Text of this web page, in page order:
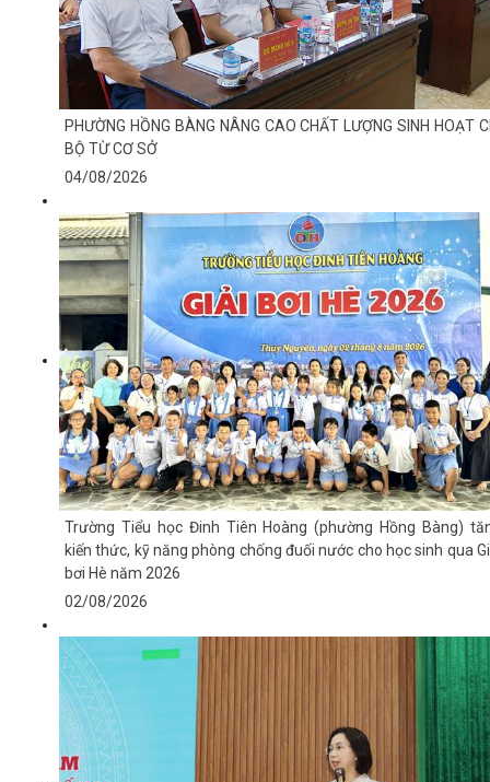
PHƯỜNG HỒNG BÀNG NÂNG CAO CHẤT LƯỢNG SINH HOẠT
BỘ TỪ CƠ SỞ
04/08/2026
Trường Tiểu học Đinh Tiên Hoàng (phường Hồng Bàng)
kiến thức, kỹ năng phòng chống đuối nước cho học sinh qua
bơi Hè năm 2026
02/08/2026